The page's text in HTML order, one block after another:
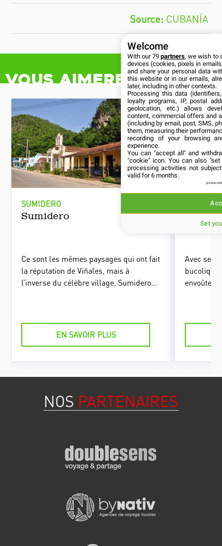
CUBANÍA
Vous aimerez aussi
SUMIDERO
Sumidero
Ce sont les mêmes paysages qui ont fait
la réputation de Viñales, mais à
l’inverse du célèbre village, Sumidero
EN SAVOIR PLUS
RÉGION
La
Avec ses
envoûter
NOS PARTENAIRES
Welcome
With our 79partners, we wish to
devices (cookies, pixels in
and share your personal data
this website or in our emails,
later, including in other contexts.
Processing this data
loyalty programs, IP, postal
geolocation, etc.) allows
content, commercial offers and
(including by email, post, SMS,
them, measuring their
recording of your browsing
experience.
You can "accept all" and
"cookie" icon. You can also
processing activities not
valid for 6 months.
Set